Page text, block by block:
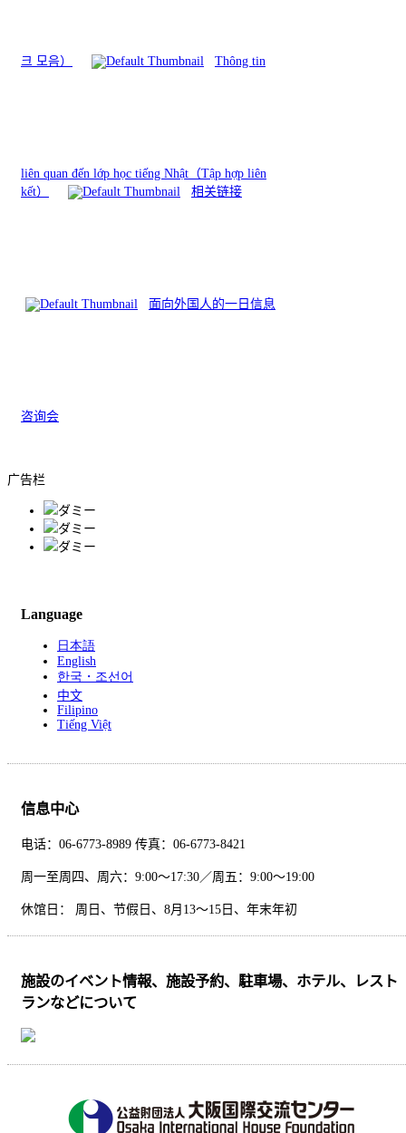
크 모음） Thông tin
liên quan đến lớp học tiếng Nhật（Tập hợp liên
kết）
相关链接
面向外国人的一日信息
咨询会
广告栏
Language
日本語
English
한국・조선어
中文
Filipino
Tiếng Việt
信息中心
电话：06-6773-8989 传真：06-6773-8421
周一至周四、周六：9:00～17:30／周五：9:00～19:00
休馆日： 周日、节假日、8月13～15日、年末年初
施設のイベント情報、施設予約、駐車場、ホテル、レスト
ランなどについて